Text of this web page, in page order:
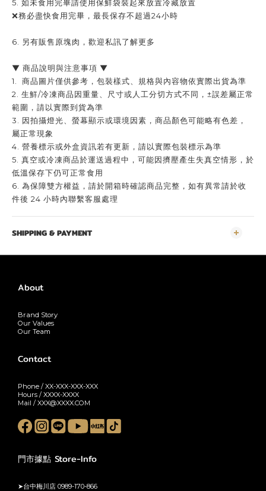
5. 如未食用完畢請使用保鮮袋裝起來放置冷藏放置
❌務必盡快食用完畢，最長保存不超過24小時
6. 另有販售原塊肉，歡迎私訊了解更多
▼ 商品說明與注意事項 ▼
1. 商品圖片僅供參考，包裝樣式、規格與內容物依實際出貨為準
2. 生鮮/冷凍商品因重量、尺寸或人工分切方式不同，±誤差屬正常
範圍，請以實際到貨為準
3. 因拍攝燈光、螢幕顯示或環境因素，商品顏色可能略有色差，
屬正常現象
4. 營養標示或外盒資訊若有更新，請以實際包裝標示為準
5. 真空或冷凍商品於運送過程中，可能因擠壓產生失真空情形，於
低溫保存下仍可正常食用
6. 為保障雙方權益，請於開箱時確認商品完整，如有異常請於收
件後 24 小時內聯繫客服處理
SHIPPING & PAYMENT
About
Brand Story
Our Values
Our Team
Contact
Phone / XX-XXX-XXX-XXX
Hours / XXXX-XXXX
Mail / XXX@XXXX.COM
門市據點 Store-Info
➤台中梅川店 0989-170-866